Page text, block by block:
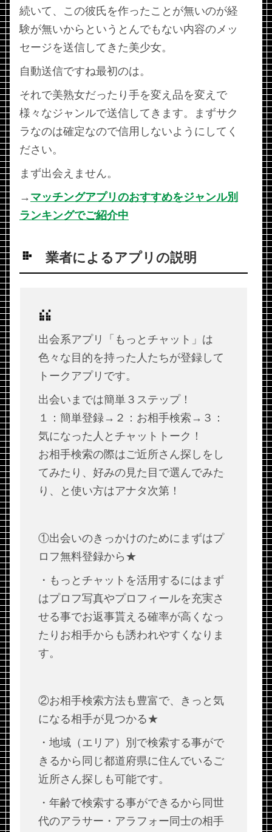
続いて、この彼氏を作ったことが無いのが経
験が無いからというとんでもない内容のメッ
セージを送信してきた美少女。
自動送信ですね最初のは。
それで美熟女だったり手を変え品を変えで
様々なジャンルで送信してきます。まずサク
ラなのは確定なので信用しないようにしてく
ださい。
まず出会えません。
→ マッチングアプリのおすすめをジャンル別
ランキングでご紹介中
業者によるアプリの説明
出会系アプリ「もっとチャット」は
色々な目的を持った人たちが登録して
トークアプリです。
出会いまでは簡単３ステップ！
１：簡単登録→２：お相手検索→３：
気になった人とチャットトーク！
お相手検索の際はご近所さん探しをし
てみたり、好みの見た目で選んでみた
り、と使い方はアナタ次第！
①出会いのきっかけのためにまずはプ
ロフ無料登録から★
・もっとチャットを活用するにはまず
はプロフ写真やプロフィールを充実さ
せる事でお返事貰える確率が高くなっ
たりお相手からも誘われやすくなりま
す。
②お相手検索方法も豊富で、きっと気
になる相手が見つかる★
・地域（エリア）別で検索する事がで
きるから同じ都道府県に住んでいるご
近所さん探しも可能です。
・年齢で検索する事ができるから同世
代のアラサー・アラフォー同士の相手